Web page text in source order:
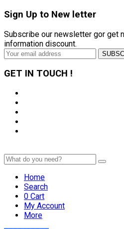
Sign Up to New letter
Subscribe our newsletter gor get
information discount.
GET IN TOUCH !
Home
Search
0 Cart
My Account
More